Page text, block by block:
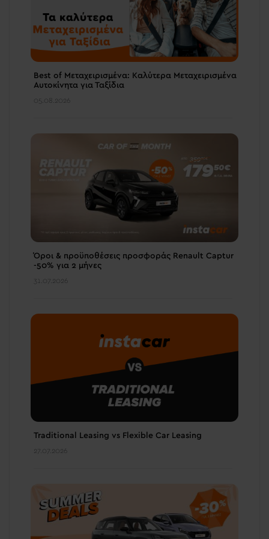
Best of Μεταχειρισμένα: Καλύτερα Μεταχειρισμένα
Αυτοκίνητα για Ταξίδια
05.08.2026
Όροι & προϋποθέσεις πρoσφοράς Renault Captur
-50% για 2 μήνες
31.07.2026
Traditional Leasing vs Flexible Car Leasing
27.07.2026